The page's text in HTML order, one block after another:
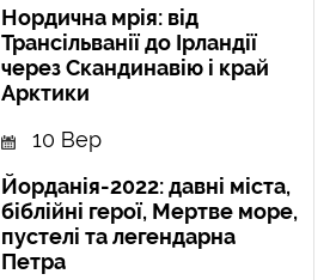
Нордична мрія: від
Трансільванії до Ірландії
через Скандинавію і край
Арктики
10 Вер
Йорданія-2022: давні міста,
біблійні герої, Мертве море,
пустелі та легендарна
Петра